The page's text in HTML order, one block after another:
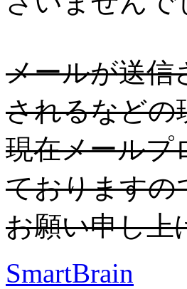
メールが送信
されるなどの
現在メールプ
ておりますの
お願い申し上
SmartBrain